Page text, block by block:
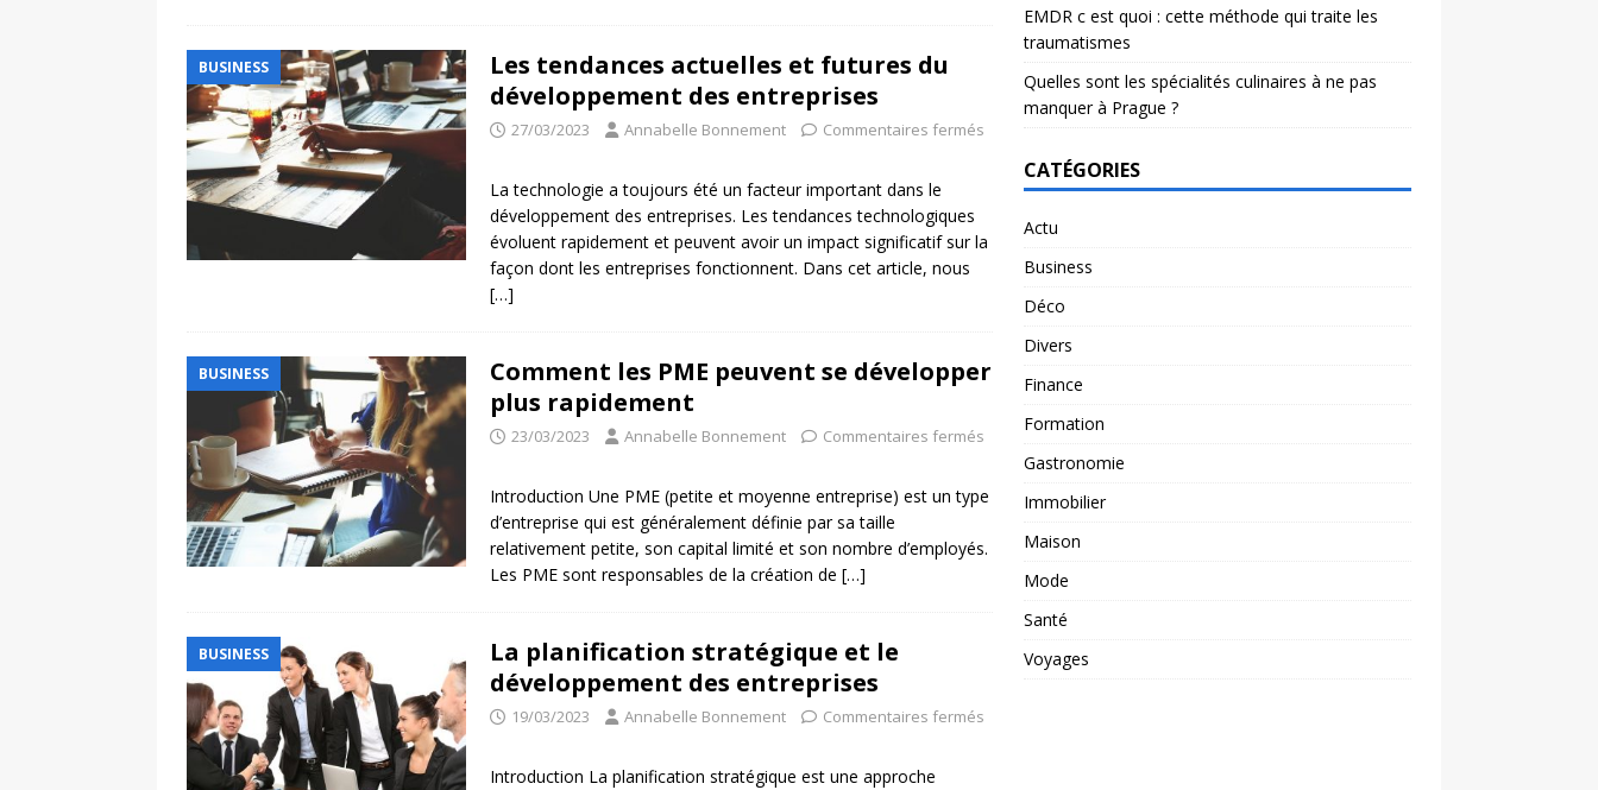
BUSINESS
Les tendances actuelles et futures du
développement des entreprises
27/03/2023 Annabelle Bonnement Commentaires fermés
La technologie a toujours été un facteur important dans le
développement des entreprises. Les tendances technologiques
évoluent rapidement et peuvent avoir un impact significatif sur la
façon dont les entreprises fonctionnent. Dans cet article, nous
[…]
BUSINESS
Comment les PME peuvent se développer
plus rapidement
23/03/2023 Annabelle Bonnement Commentaires fermés
Introduction Une PME (petite et moyenne entreprise) est un type
d’entreprise qui est généralement définie par sa taille
relativement petite, son capital limité et son nombre d’employés.
Les PME sont responsables de la création de […]
BUSINESS
La planification stratégique et le
développement des entreprises
19/03/2023 Annabelle Bonnement Commentaires fermés
Introduction La planification stratégique est une approche
EMDR c est quoi : cette méthode qui traite les
traumatismes
Quelles sont les spécialités culinaires à ne pas
manquer à Prague ?
CATÉGORIES
Actu
Business
Déco
Divers
Finance
Formation
Gastronomie
Immobilier
Maison
Mode
Santé
Voyages